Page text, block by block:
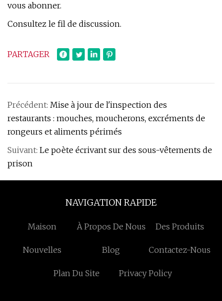
vous abonner.
Consultez le fil de discussion.
PARTAGER
Précédent: Mise à jour de l'inspection des
restaurants : mouches, moucherons, excréments de
rongeurs et aliments périmés
Suivant: Le poète écrivant sur des sous-vêtements de
prison
NAVIGATION RAPIDE
Maison À Propos De Nous Des Produits
Nouvelles Blog Contactez-Nous
Plan Du Site Privacy Policy